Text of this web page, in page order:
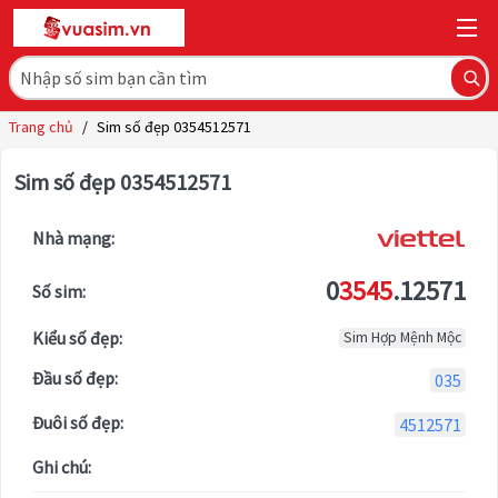
Trang chủ / Sim số đẹp 0354512571
Sim số đẹp 0354512571
Nhà mạng:
Số sim: 03545.12571
Kiểu số đẹp: Sim Hợp Mệnh Mộc
Đầu số đẹp:
035
Đuôi số đẹp:
4512571
Ghi chú: